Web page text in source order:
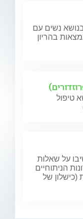
נשים עם
בהריון
טיפול
על שאלות
הניתוחיים
של